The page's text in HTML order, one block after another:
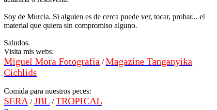
Soy de Murcia. Si alguien es de cerca puede ver, tocar, probar... el
material que quiera sin compromiso alguno.
Saludos.
Visita mis webs:
Miguel Mora Fotografía /Magazine Tanganyika
Cichlids
Comida para nuestros peces:
SERA /JBL /TROPICAL